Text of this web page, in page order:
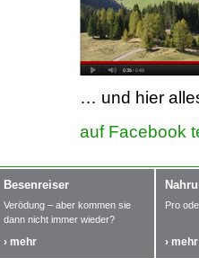
… und hier
auf Facebook
Besenreiser
Verödung – aber kommen sie
dann nicht immer wieder?
› mehr
Pro
› mehr